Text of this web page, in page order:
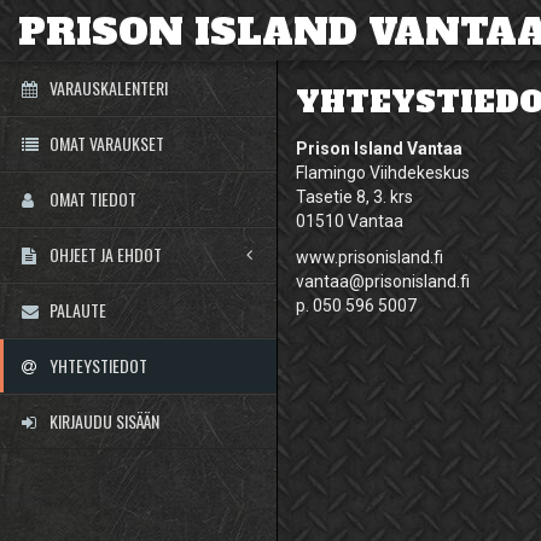
PRISON ISLAND
VARAUSKALENTERI
OMAT VARAUKSET
OMAT TIEDOT
OHJEET JA EHDOT
PALAUTE
YHTEYSTIEDOT
KIRJAUDU SISÄÄN
Prison Island Vantaa
Flamingo Viihdekeskus
Tasetie 8, 3. krs
01510 Vantaa
www.prisonisland.fi
vantaa@prisonisland.fi
p. 050 596 5007